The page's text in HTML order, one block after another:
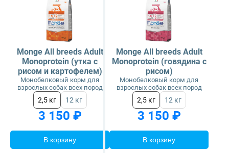
Monge All breeds Adult
Monoprotein (утка с
рисом и картофелем)
Монобелковый корм для
взрослых собак всех пород
2,5 кг 12 кг
3 150 ₽
В корзину
Monge All breeds Adult
Monoprotein (говядина с
рисом)
Монобелковый корм для
взрослых собак всех пород
2,5 кг 12 кг
3 150 ₽
В корзину